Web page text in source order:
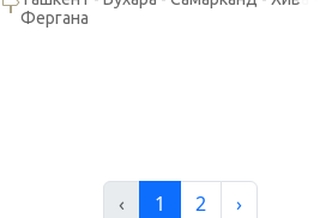
Фергана
‹ 1 2 ›